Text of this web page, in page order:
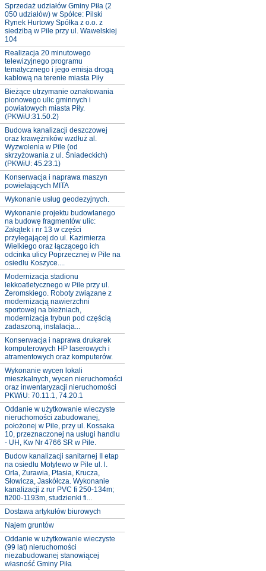
Sprzedaż udziałów Gminy Piła (2
050 udziałów) w Spółce: Pilski
Rynek Hurtowy Spółka z o.o. z
siedzibą w Pile przy ul. Wawelskiej
104
Realizacja 20 minutowego
telewizyjnego programu
tematycznego i jego emisja drogą
kablową na terenie miasta Piły
Bieżące utrzymanie oznakowania
pionowego ulic gminnych i
powiatowych miasta Piły.
(PKWiU:31.50.2)
Budowa kanalizacji deszczowej
oraz krawężników wzdłuż al.
Wyzwolenia w Pile (od
skrzyżowania z ul. Śniadeckich)
(PKWiU: 45.23.1)
Konserwacja i naprawa maszyn
powielających MITA
Wykonanie usług geodezyjnych.
Wykonanie projektu budowlanego
na budowę fragmentów ulic:
Zakątek i nr 13 w części
przylegającej do ul. Kazimierza
Wielkiego oraz łączącego ich
odcinka ulicy Poprzecznej w Pile na
osiedlu Koszyce....
Modernizacja stadionu
lekkoatletycznego w Pile przy ul.
Żeromskiego. Roboty związane z
modernizacją nawierzchni
sportowej na bieżniach,
modernizacja trybun pod częścią
zadaszoną, instalacja...
Konserwacja i naprawa drukarek
komputerowych HP laserowych i
atramentowych oraz komputerów.
Wykonanie wycen lokali
mieszkalnych, wycen nieruchomości
oraz inwentaryzacji nieruchomości
PKWiU: 70.11.1, 74.20.1
Oddanie w użytkowanie wieczyste
nieruchomości zabudowanej,
położonej w Pile, przy ul. Kossaka
10, przeznaczonej na usługi handlu
- UH, Kw Nr 4766 SR w Pile.
Budow kanalizacji sanitarnej II etap
na osiedlu Motylewo w Pile ul. l.
Orla, Żurawia, Ptasia, Krucza,
Słowicza, Jaskółcza. Wykonanie
kanalizacji z rur PVC fi 250-134m;
fi200-1193m, studzienki fi...
Dostawa artykułów biurowych
Najem gruntów
Oddanie w użytkowanie wieczyste
(99 lat) nieruchomości
niezabudowanej stanowiącej
własność Gminy Piła